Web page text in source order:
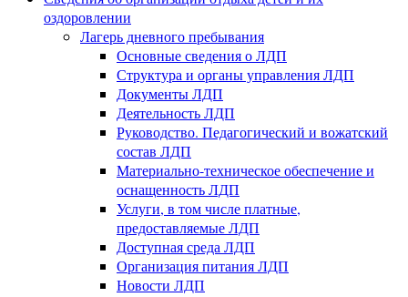
оздоровлении
Лагерь дневного пребывания
Основные сведения о ЛДП
Структура и органы управления ЛДП
Документы ЛДП
Деятельность ЛДП
Руководство. Педагогический и вожатский
состав ЛДП
Материально-техническое обеспечение и
оснащенность ЛДП
Услуги, в том числе платные,
предоставляемые ЛДП
Доступная среда ЛДП
Организация питания ЛДП
Новости ЛДП